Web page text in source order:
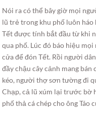
Nói ra có thể bây giờ mọi
lũ trẻ trong khu phố luôn háo
Tết được tính bắt đầu từ khi
qua phố. Lúc đó báo hiệu
cửa để đón Tết. Rồi người
đầy chậu cây cảnh mang
kéo, người thợ sơn tường đi
Chạp, cả lũ xúm lại trước bờ
phố thả cá chép cho ông Táo